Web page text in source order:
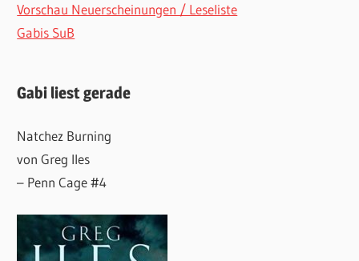
Vorschau Neuerscheinungen / Leseliste
Gabis SuB
Gabi liest gerade
Natchez Burning
von Greg Iles
– Penn Cage #4